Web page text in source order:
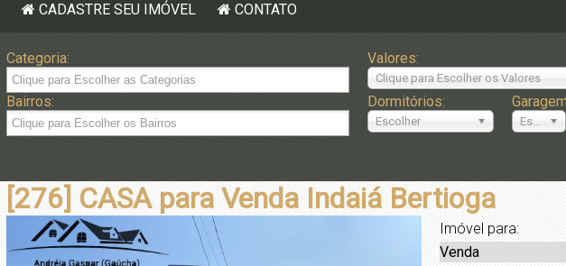
CADASTRE SEU IMÓVEL
CONTATO
Categoria: Valores:
Clique para Escolher os Valores
Bairros: Dormitórios:
Escolher Escolher
[276] CASA para Venda Indaiá Bertioga
Imóvel para:
Venda